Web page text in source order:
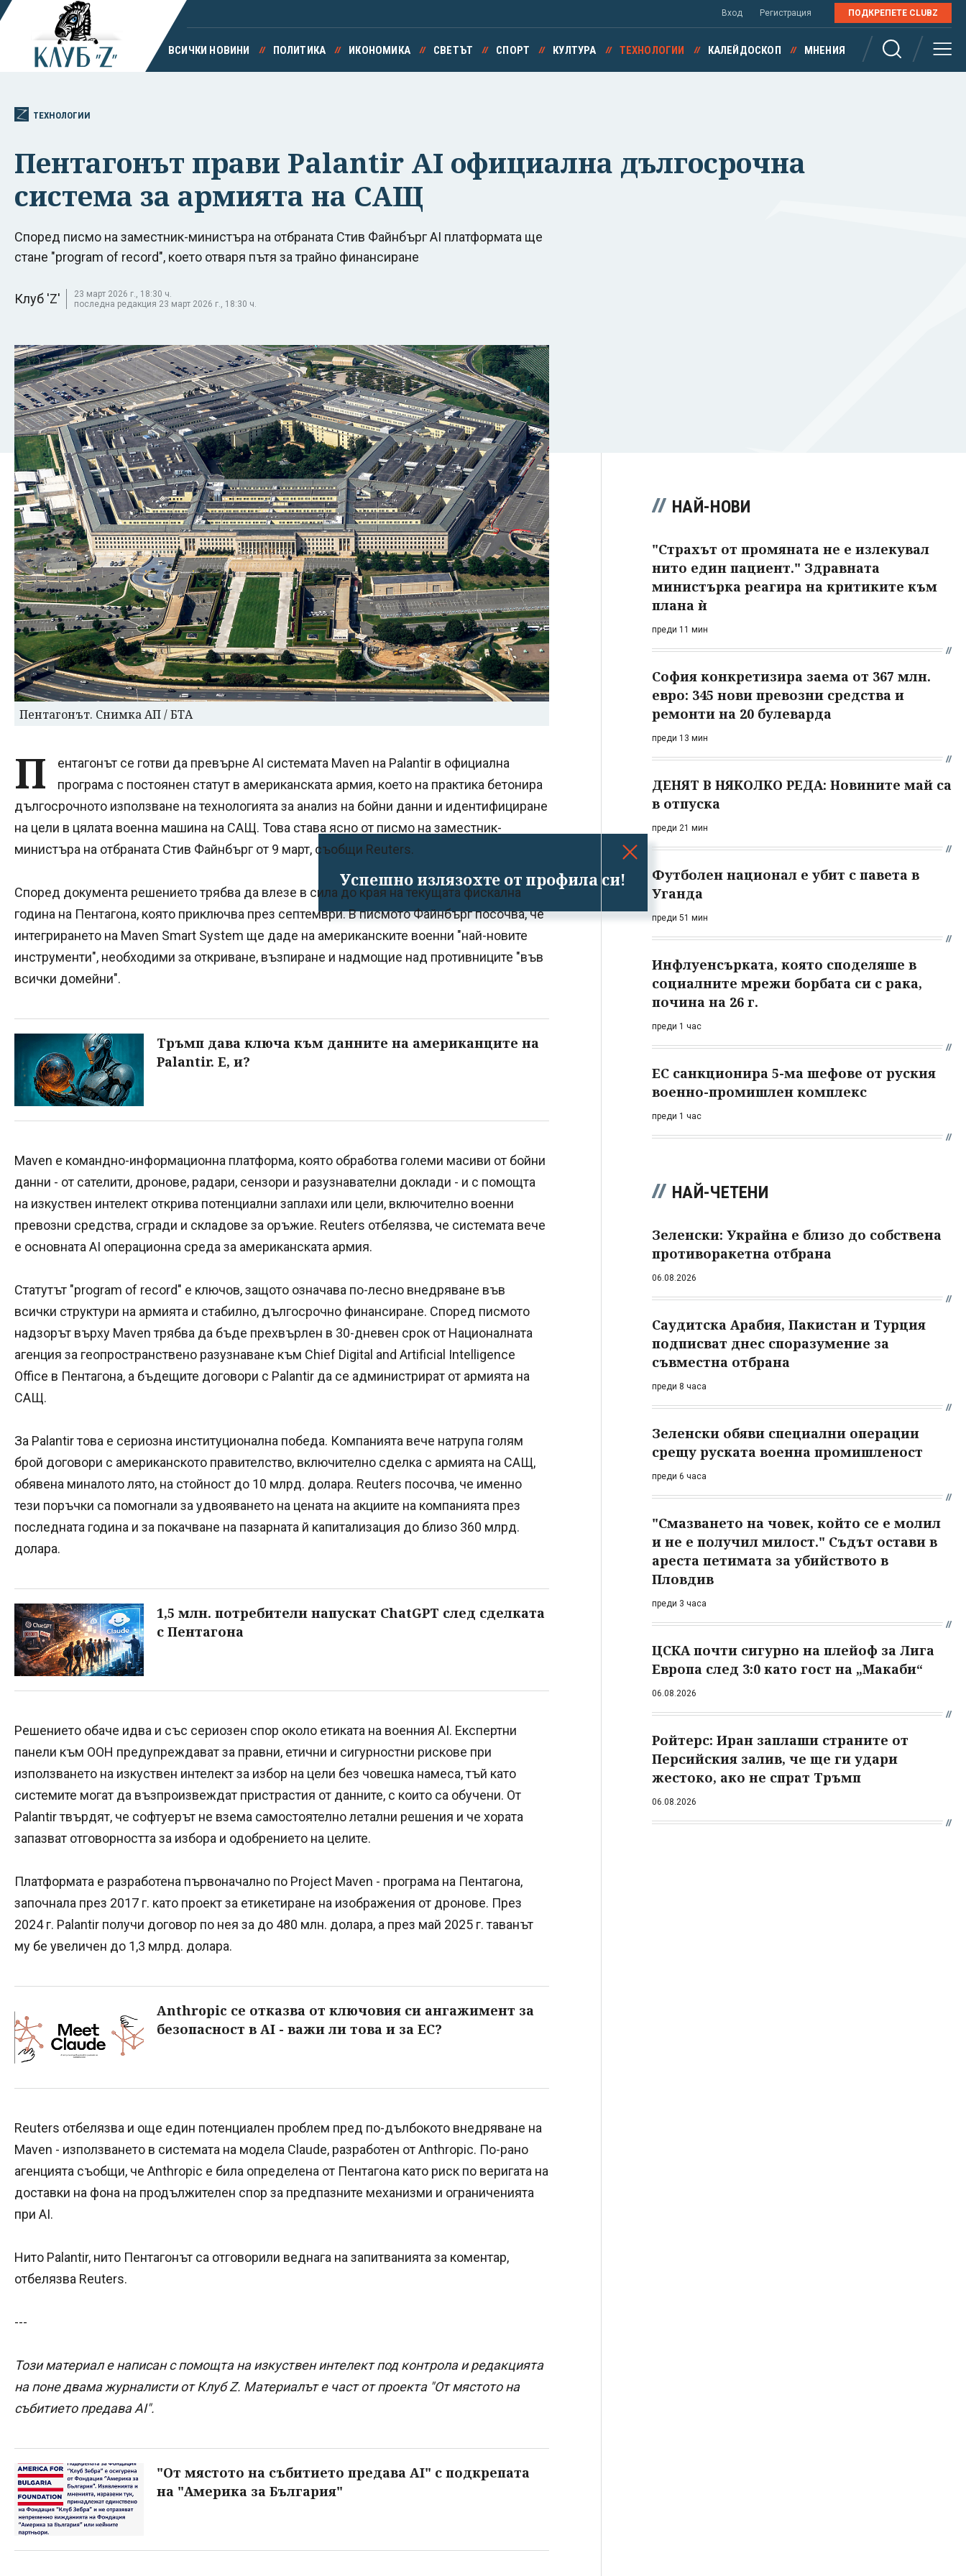
Успешно излязохте от профила си!
Вход Регистрация ПОДКРЕПЕТЕ CLUBZ
ВСИЧКИ НОВИНИ ПОЛИТИКА ИКОНОМИКА СВЕТЪТ СПОРТ КУЛТУРА ТЕХНОЛОГИИ КАЛЕЙДОСКОП МНЕНИЯ
ТЕХНОЛОГИИ
Пентагонът прави Palantir AI официална дългосрочна
система за армията на САЩ
Според писмо на заместник-министъра на отбраната Стив Файнбърг AI платформата ще
стане "program of record", което отваря пътя за трайно финансиране
Клуб 'Z'
23 март 2026 г., 18:30 ч.
последна редакция 23 март 2026 г., 18:30 ч.
Пентагонът. Снимка АП / БТА
П
ентагонът се готви да превърне AI системата Maven на Palantir в официална
програма с постоянен статут в американската армия, което на практика бетонира
дългосрочното използване на технологията за анализ на бойни данни и идентифициране
на цели в цялата военна машина на САЩ. Това става ясно от писмо на заместник-
министъра на отбраната Стив Файнбърг от 9 март, съобщи Reuters.
Според документа решението трябва да влезе в сила до края на текущата фискална
година на Пентагона, която приключва през септември. В писмото Файнбърг посочва, че
интегрирането на Maven Smart System ще даде на американските военни "най-новите
инструменти", необходими за откриване, възпиране и надмощие над противниците "във
всички домейни".
Тръмп дава ключа към данните на американците на
Palantir. Е, и?
Maven е командно-информационна платформа, която обработва големи масиви от бойни
данни - от сателити, дронове, радари, сензори и разузнавателни доклади - и с помощта
на изкуствен интелект открива потенциални заплахи или цели, включително военни
превозни средства, сгради и складове за оръжие. Reuters отбелязва, че системата вече
е основната AI операционна среда за американската армия.
Статутът "program of record" е ключов, защото означава по-лесно внедряване във
всички структури на армията и стабилно, дългосрочно финансиране. Според писмото
надзорът върху Maven трябва да бъде прехвърлен в 30-дневен срок от Националната
агенция за геопространствено разузнаване към Chief Digital and Artificial Intelligence
Office в Пентагона, а бъдещите договори с Palantir да се администрират от армията на
САЩ.
За Palantir това е сериозна институционална победа. Компанията вече натрупа голям
брой договори с американското правителство, включително сделка с армията на САЩ,
обявена миналото лято, на стойност до 10 млрд. долара. Reuters посочва, че именно
тези поръчки са помогнали за удвояването на цената на акциите на компанията през
последната година и за покачване на пазарната й капитализация до близо 360 млрд.
долара.
1,5 млн. потребители напускат ChatGPT след сделката
с Пентагона
Решението обаче идва и със сериозен спор около етиката на военния AI. Eкспертни
панели към ООН предупреждават за правни, етични и сигурностни рискове при
използването на изкуствен интелект за избор на цели без човешка намеса, тъй като
системите могат да възпроизвеждат пристрастия от данните, с които са обучени. От
Palantir твърдят, че софтуерът не взема самостоятелно летални решения и че хората
запазват отговорността за избора и одобрението на целите.
Платформата е разработена първоначално по Project Maven - програма на Пентагона,
започнала през 2017 г. като проект за етикетиране на изображения от дронове. През
2024 г. Palantir получи договор по нея за до 480 млн. долара, а през май 2025 г. таванът
му бе увеличен до 1,3 млрд. долара.
Anthropic се отказва от ключовия си ангажимент за
безопасност в AI - важи ли това и за ЕС?
Reuters отбелязва и още един потенциален проблем пред по-дълбокото внедряване на
Maven - използването в системата на модела Claude, разработен от Anthropic. По-рано
агенцията съобщи, че Anthropic е била определена от Пентагона като риск по веригата на
доставки на фона на продължителен спор за предпазните механизми и ограниченията
при AI.
Нито Palantir, нито Пентагонът са отговорили веднага на запитванията за коментар,
отбелязва Reuters.
---
Този материал е написан с помощта на изкуствен интелект под контрола и редакцията
на поне двама журналисти от Клуб Z. Материалът е част от проекта "От мястото на
събитието предава AI".
"От мястото на събитието предава AI" с подкрепата
на "Америка за България"
НАЙ-НОВИ
"Страхът от промяната не е излекувал
нито един пациент." Здравната
министърка реагира на критиките към
плана ѝ
преди 11 мин
София конкретизира заема от 367 млн.
евро: 345 нови превозни средства и
ремонти на 20 булеварда
преди 13 мин
ДЕНЯТ В НЯКОЛКО РЕДА: Новините май са
в отпуска
преди 21 мин
Футболен национал е убит с павета в
Уганда
преди 51 мин
Инфлуенсърката, която споделяше в
социалните мрежи борбата си с рака,
почина на 26 г.
преди 1 час
ЕС санкционира 5-ма шефове от руския
военно-промишлен комплекс
преди 1 час
НАЙ-ЧЕТЕНИ
Зеленски: Украйна е близо до собствена
противоракетна отбрана
06.08.2026
Саудитска Арабия, Пакистан и Турция
подписват днес споразумение за
съвместна отбрана
преди 8 часа
Зеленски обяви специални операции
срещу руската военна промишленост
преди 6 часа
"Смазването на човек, който се е молил
и не е получил милост." Съдът остави в
ареста петимата за убийството в
Пловдив
преди 3 часа
ЦСКА почти сигурно на плейоф за Лига
Европа след 3:0 като гост на „Макаби“
06.08.2026
Ройтерс: Иран заплаши страните от
Персийския залив, че ще ги удари
жестоко, ако не спрат Тръмп
06.08.2026